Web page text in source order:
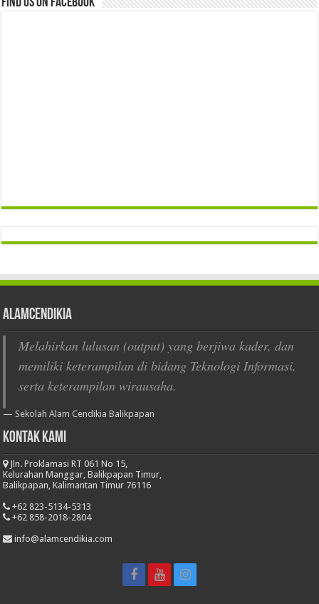
Find us on Facebook
AlamCendikia
Melahirkan lulusan (output) yang berjiwa kader, dan
memiliki keterampilan di bidang Teknologi Informasi,
serta keterampilan wirausaha.
— Sekolah Alam Cendikia Balikpapan
Kontak Kami
Jln. Proklamasi RT 061 No 15,
Kelurahan Manggar, Balikpapan Timur,
Balikpapan, Kalimantan Timur 76116
+62 823-5134-5313
+62 858-2018-2804
info@alamcendikia.com